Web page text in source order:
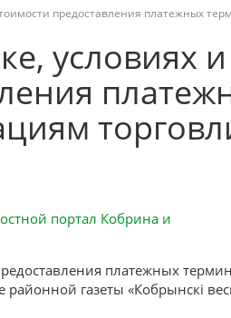
предоставления платежных
условиях и
платежных
газеты «Кобрынскі